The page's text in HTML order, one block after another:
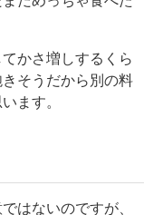
かさ増しするくら
そうだから別の料
ます。
はないのですが、